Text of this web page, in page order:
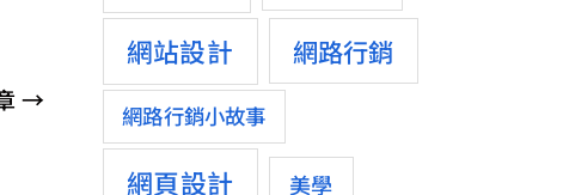
→
網站設計 網路行銷
網路行銷小故事
網頁設計 美學